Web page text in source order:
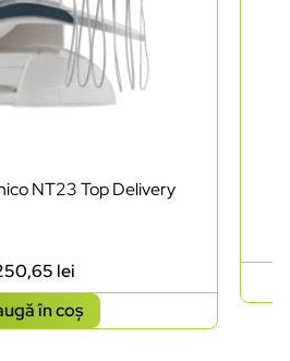
NT23 Top Delivery
lei
în coș